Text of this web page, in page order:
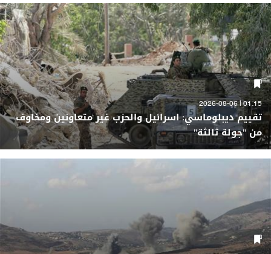
01:15 | 2026-08-06
تقييم ديبلوماسي: اسرائيل والحزب غير متعاونين ومخاوف
من "جولة ثالثة"